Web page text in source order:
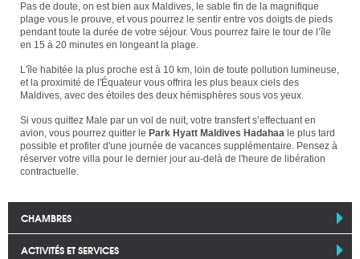
Pas de doute, on est bien aux Maldives, le sable fin de la magnifique
plage vous le prouve, et vous pourrez le sentir entre vos doigts de pieds
pendant toute la durée de votre séjour. Vous pourrez faire le tour de l’île
en 15 à 20 minutes en longeant la plage.
L'île habitée la plus proche est à 10 km, loin de toute pollution lumineuse,
et la proximité de l'Équateur vous offrira les plus beaux ciels des
Maldives, avec des étoiles des deux hémisphères sous vos yeux.
Si vous quittez Male par un vol de nuit, votre transfert s’effectuant en
avion, vous pourrez quitter le Park Hyatt Maldives Hadahaa le plus tard
possible et profiter d'une journée de vacances supplémentaire. Pensez à
réserver votre villa pour le dernier jour au-delà de l'heure de libération
contractuelle.
CHAMBRES
ACTIVITÉS ET SERVICES